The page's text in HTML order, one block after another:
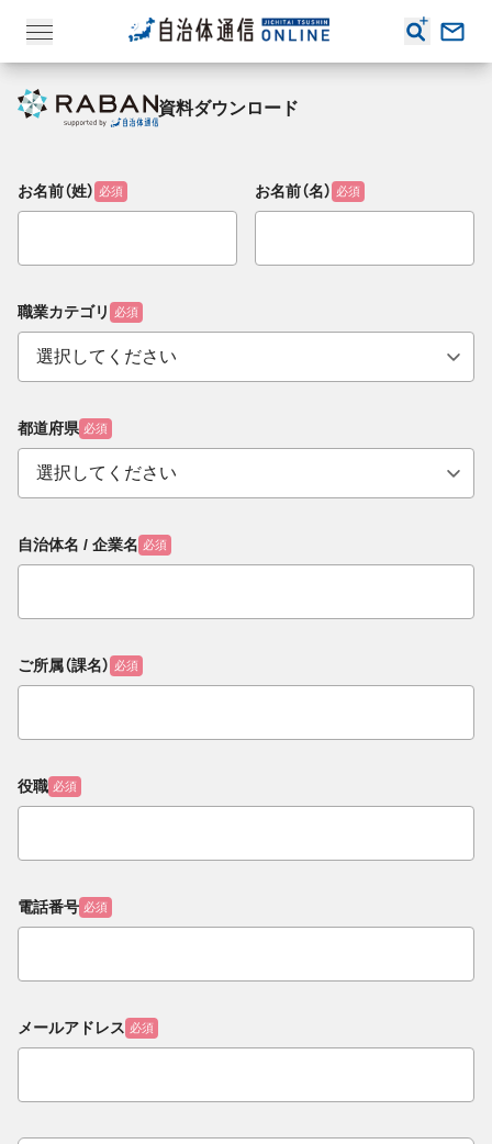
資料ダウンロード
お名前（姓） 必須 お名前（名） 必須
職業カテゴリ 必須
都道府県 必須
自治体名 / 企業名 必須
ご所属（課名） 必須
役職 必須
電話番号 必須
メールアドレス 必須